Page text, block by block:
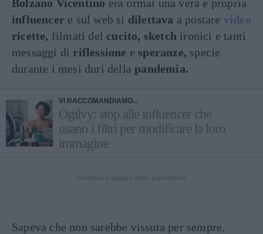
Bolzano Vicentino era ormai una vera e propria
influencer e sul web si dilettava a postare video
ricette, filmati del cucito, sketch ironici e tanti
messaggi di riflessione e speranze, specie
durante i mesi duri dellapandemia.
VI RACCOMANDIAMO...
Ogilvy: stop alle influencer che
usano i filtri per modificare la loro
immagine
Sapeva che non sarebbe vissuta per sempre,